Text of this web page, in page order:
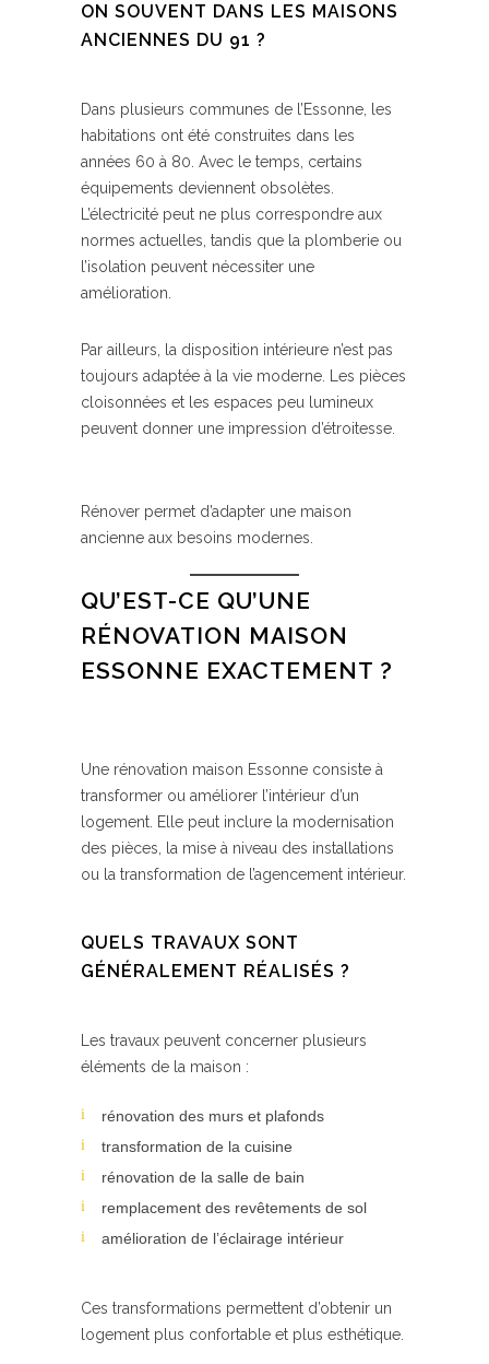
ON SOUVENT DANS LES MAISONS
ANCIENNES DU 91 ?
Dans plusieurs communes de l’Essonne, les
habitations ont été construites dans les
années 60 à 80. Avec le temps, certains
équipements deviennent obsolètes.
L’électricité peut ne plus correspondre aux
normes actuelles, tandis que la plomberie ou
l’isolation peuvent nécessiter une
amélioration.
Par ailleurs, la disposition intérieure n’est pas
toujours adaptée à la vie moderne. Les pièces
cloisonnées et les espaces peu lumineux
peuvent donner une impression d’étroitesse.
Rénover permet d’adapter une maison
ancienne aux besoins modernes.
QU’EST-CE QU’UNE
RÉNOVATION MAISON
ESSONNE EXACTEMENT ?
Une rénovation maison Essonne consiste à
transformer ou améliorer l’intérieur d’un
logement. Elle peut inclure la modernisation
des pièces, la mise à niveau des installations
ou la transformation de l’agencement intérieur.
QUELS TRAVAUX SONT
GÉNÉRALEMENT RÉALISÉS ?
Les travaux peuvent concerner plusieurs
éléments de la maison :
rénovation des murs et plafonds
transformation de la cuisine
rénovation de la salle de bain
remplacement des revêtements de sol
amélioration de l’éclairage intérieur
Ces transformations permettent d’obtenir un
logement plus confortable et plus esthétique.